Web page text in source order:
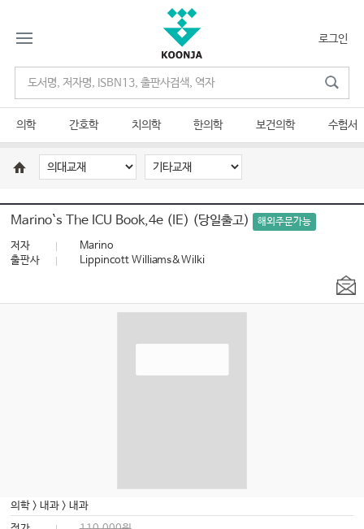
로그인
의학 간호학 치의학 한의학 보건의학 수험서
Marino`s The ICU Book,4e (IE) (당일출고) 해외주문가능
저자
Marino
출판사
Lippincott Williams&Wilki
의학 >내과 >내과